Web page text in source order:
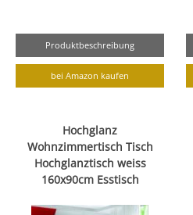
Produktbeschreibung
bei Amazon kaufen
Hochglanz
Wohnzimmertisch Tisch
Hochglanztisch weiss
160x90cm Esstisch